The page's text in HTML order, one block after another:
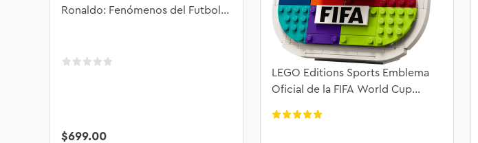
Ronaldo: Fenómenos del Futbol
$699.00
LEGO Editions Sports Emblema
Oficial de la FIFA World Cup